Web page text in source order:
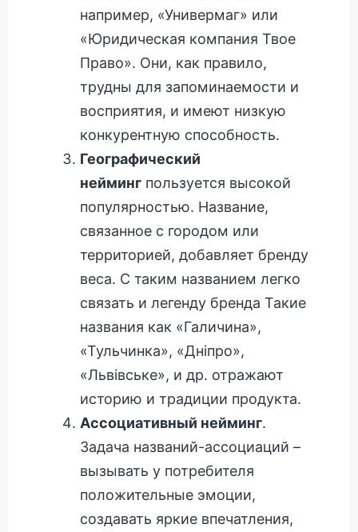
например, «Универмаг» или
«Юридическая компания Твое
Право». Они, как правило,
трудны для запоминаемости и
восприятия, и имеют низкую
конкурентную способность.
Географический
нейминг пользуется высокой
популярностью. Название,
связанное с городом или
территорией, добавляет бренду
веса. С таким названием легко
связать и легенду бренда Такие
названия как «Галичина»,
«Тульчинка», «Дніпро»,
«Львівське», и др. отражают
историю и традиции продукта.
Ассоциативный нейминг.
Задача названий-ассоциаций –
вызывать у потребителя
положительные эмоции,
создавать яркие впечатления,